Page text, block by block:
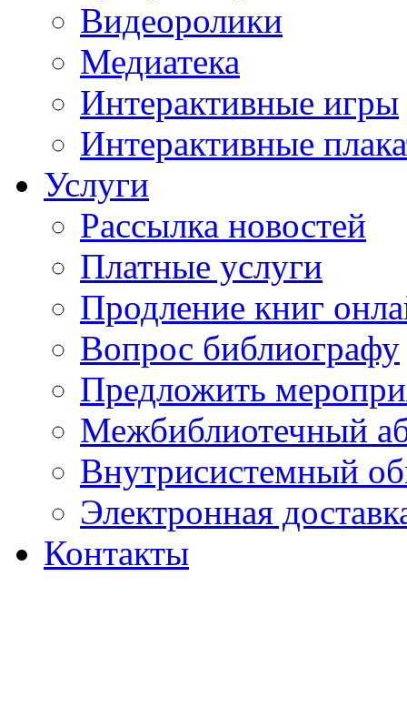
Видеоролики
Медиатека
Интерактивные игры
Интерактивные
Услуги
Рассылка новостей
Платные услуги
Продление книг
Вопрос библиографу
Предложить
Межбиблиотечный
Внутрисистемный
Электронная
Контакты